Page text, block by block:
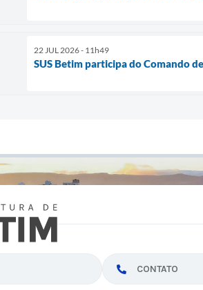
22 JUL 2026 - 11h49
SUS Betim participa do Comando
CONTATO